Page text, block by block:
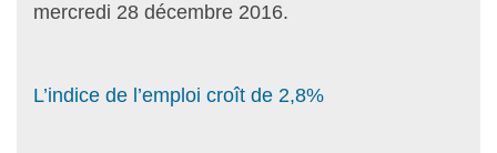
mercredi 28 décembre 2016.
L’indice de l’emploi croît de 2,8%